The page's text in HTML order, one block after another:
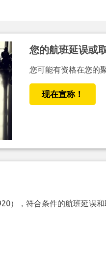
您的航班延误或
您可能有资格在您的
现在宣称！
），符合条件的航班延误